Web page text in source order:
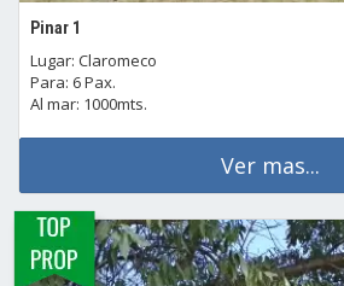
Pinar 1
Lugar: Claromeco
Para: 6 Pax.
Al mar: 1000mts.
Ver mas...